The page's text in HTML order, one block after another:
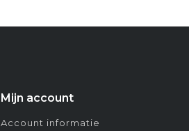
Mijn account
Account informatie